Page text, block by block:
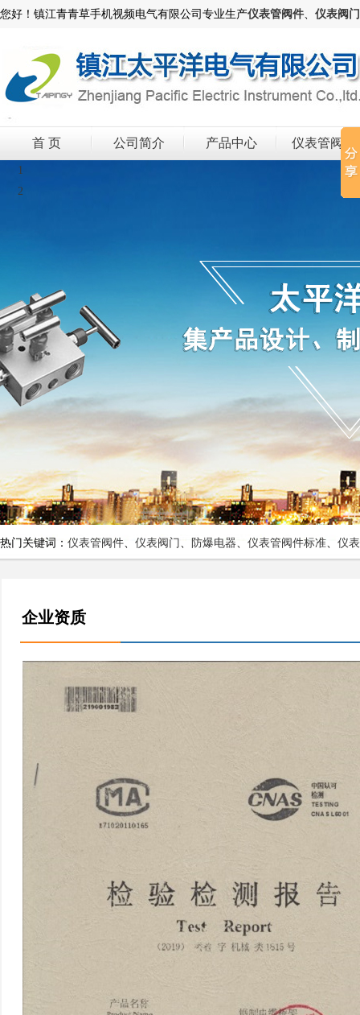
您好！镇江青青草手机视频电气有限公司专业生产仪表管阀件、 仪表阀门
首 页 公司简介 产品中心 仪表管阀件
1
2
热门关键词： 仪表管阀件、 仪表阀门 、 防爆电器、 仪表管阀件标准、 仪
企业资质